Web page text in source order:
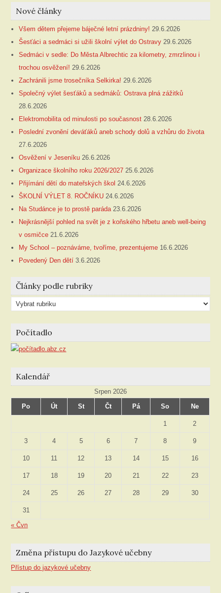
Nové články
Všem dětem přejeme báječné letní prázdniny! 29.6.2026
Šesťáci a sedmáci si užili školní výlet do Ostravy 29.6.2026
Sedmáci v sedle: Do Města Albrechtic za kilometry, zmrzlinou i
trochou osvěžení! 29.6.2026
Zachránili jsme trosečníka Selkirka! 29.6.2026
Společný výlet šesťáků a sedmáků: Ostrava plná zážitků
28.6.2026
Elektromobilita od minulosti po současnost 28.6.2026
Poslední zvonění deváťáků aneb schody dolů a vzhůru do života
27.6.2026
Osvěžení v Jeseníku 26.6.2026
Organizace školního roku 2026/2027 25.6.2026
Přijímání dětí do mateřských škol 24.6.2026
ŠKOLNÍ VÝLET 8. ROČNÍKU 24.6.2026
Na Studánce je to prostě paráda 23.6.2026
Nejkrásnější pohled na svět je z koňského hřbetu aneb well-being
v osmičce 21.6.2026
My School – poznáváme, tvoříme, prezentujeme 16.6.2026
Povedený Den dětí 3.6.2026
Články podle rubriky
Články
podle
rubriky
Počítadlo
Kalendář
Srpen 2026
Po
Út St Čt Pá So Ne
1 2
3 4 5 6 7 8 9
10 11 12 13 14 15 16
17 18 19 20 21 22 23
24 25 26 27 28 29 30
31
« Čvn
Změna přístupu do Jazykové učebny
Přístup do jazykové učebny